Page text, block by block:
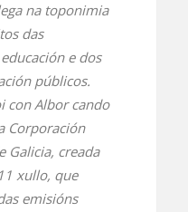
na toponimia
das
e dos
públicos.
con Albor cando
Corporación
Galicia, creada
xullo, que
emisións